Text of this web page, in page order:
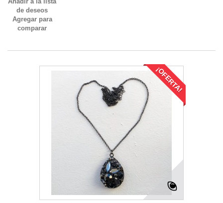
de deseos
Agregar para
comparar
¡OFERTA!